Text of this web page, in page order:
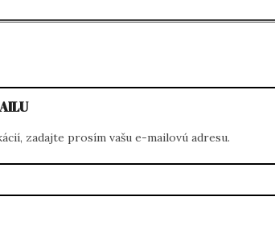
zadajte prosím vašu e-mailovú adresu.